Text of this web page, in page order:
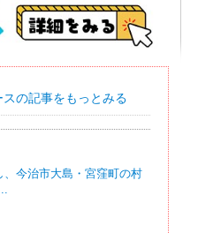
の記事をもっとみる
今治市大島・宮窪町の村